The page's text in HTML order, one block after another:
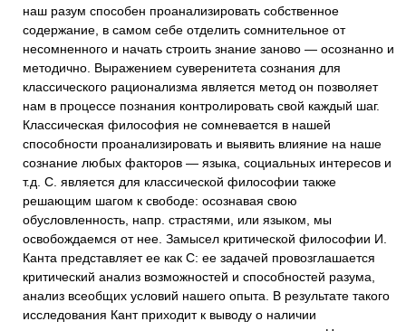
наш разум способен проанализировать собственное
содержание, в самом себе отделить сомнительное от
несомненного и начать строить знание заново — осознанно и
методично. Выражением суверенитета сознания для
классического рационализма является метод он позволяет
нам в процессе познания контролировать свой каждый шаг.
Классическая философия не сомневается в нашей
способности проанализировать и выявить влияние на наше
сознание любых факторов — языка, социальных интересов и
т.д. С. является для классической философии также
решающим шагом к свободе: осознавая свою
обусловленность, напр. страстями, или языком, мы
освобождаемся от нее. Замысел критической философии И.
Канта представляет ее как С: ее задачей провозглашается
критический анализ возможностей и способностей разума,
анализ всеобщих условий нашего опыта. В результате такого
исследования Кант приходит к выводу о наличии